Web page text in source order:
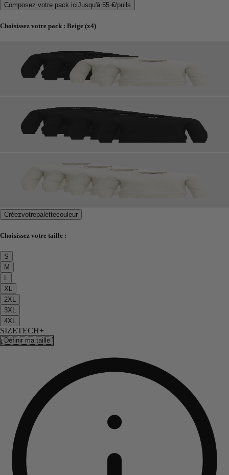
Composez votre pack iciJusqu'à 55 €/pulls
Choisissez votre pack : Beige (x4)
Créezvotrepalettecouleur
Choisissez votre taille :
S
M
L
XL
2XL
3XL
4XL
SIZETECH+
Définir ma taille